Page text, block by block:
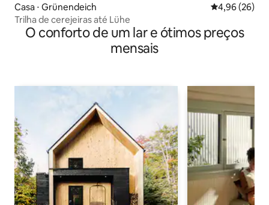
Casa ⋅ Grünendeich 4,96 de uma
4,96 (26)
Trilha de cerejeiras até Lühe
O conforto de um lar e ótimos preços
mensais